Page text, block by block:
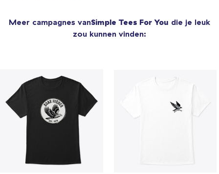
Meer campagnes vanSimple Tees For You die je leuk
zou kunnen vinden: